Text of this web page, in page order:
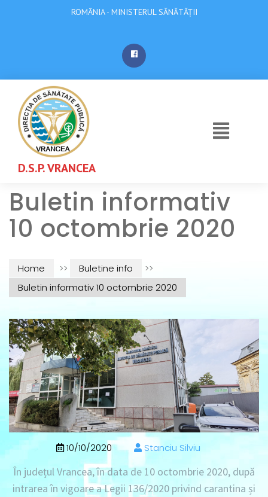
ROMÂNIA - MINISTERUL SĂNĂTĂȚII
D.S.P. VRANCEA
Buletin informativ
10 octombrie 2020
Home >> Buletine info
>>
Buletin informativ 10 octombrie 2020
10/10/2020 Stanciu Silviu
În județul Vrancea, în data de 10 octombrie 2020, după
intrarea în vigoare a Legii 136/2020 privind carantina și